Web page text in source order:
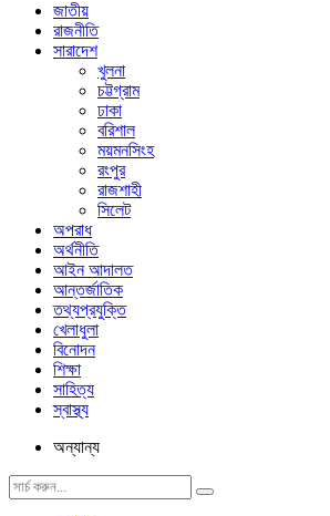
জাতীয়
রাজনীতি
সারাদেশ
খুলনা
চট্টগ্রাম
ঢাকা
বরিশাল
ময়মনসিংহ
রংপুর
রাজশাহী
সিলেট
অপরাধ
অর্থনীতি
আইন আদালত
আন্তর্জাতিক
তথ্যপ্রযুক্তি
খেলাধুলা
বিনোদন
শিক্ষা
সাহিত্য
স্বাস্থ্য
অন্যান্য